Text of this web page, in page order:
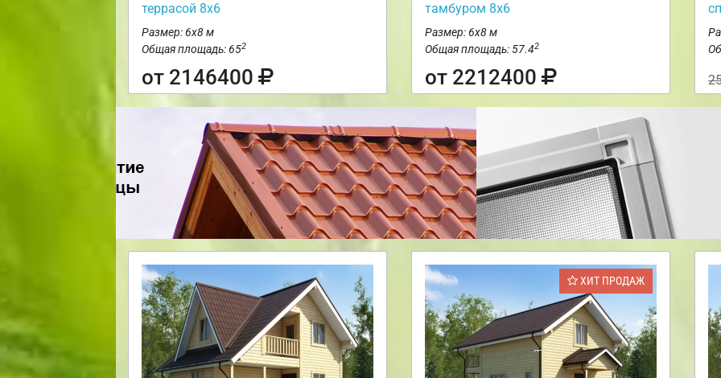
террасой 8х6
Размер: 6х8 м
Общая площадь: 652
от 2146400
тамбуром 8х6
Размер: 6х8 м
Общая площадь: 57.42
от 2212400
ХИТ ПРОДАЖ